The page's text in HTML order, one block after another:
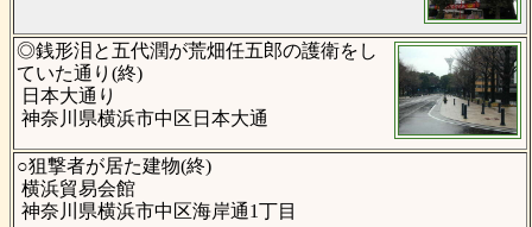
◎銭形泪と五代潤が荒畑任五郎の護衛をし
ていた通り(終)
日本大通り
神奈川県横浜市中区日本大通
○狙撃者が居た建物(終)
横浜貿易会館
神奈川県横浜市中区海岸通1丁目